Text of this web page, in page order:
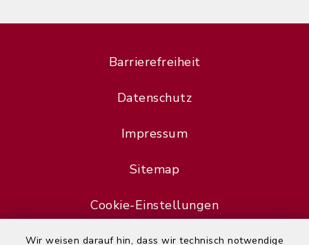
Wir weisen darauf hin, dass wir technisch notwendige
Barrierefreiheit
Datenschutz
Impressum
Sitemap
Cookie-Einstellungen